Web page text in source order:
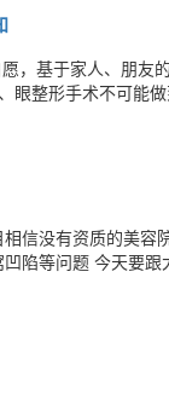
，基于家人、朋友